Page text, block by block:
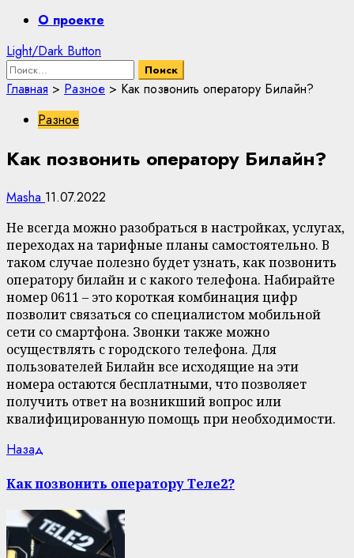
PrimaryО проекте
Light/Dark Button
Найти:
Главная > Разное > Как позвонить оператору Билайн?
Разное
Как позвонить оператору Билайн?
Masha 11.07.2022
Не всегда можно разобраться в настройках, услугах,
переходах на тарифные планы самостоятельно. В
таком случае полезно будет узнать, как позвонить
оператору билайн и с какого телефона. Набирайте
номер 0611 – это короткая комбинация цифр
позволит связаться со специалистом мобильной
сети со смартфона. Звонки также можно
осуществлять с городского телефона. Для
пользователей Билайн все исходящие на эти
номера остаются бесплатными, что позволяет
получить ответ на возникший вопрос или
квалифицированную помощь при необходимости.
Continue
Reading
Назад
Как позвонить оператору Теле2?